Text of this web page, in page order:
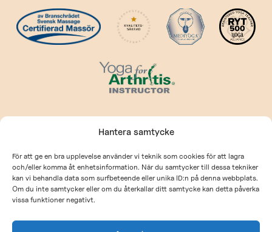
Hantera samtycke
För att ge en bra upplevelse använder vi teknik som cookies för att lagra
och/eller komma åt enhetsinformation. När du samtycker till dessa tekniker
kan vi behandla data som surfbeteende eller unika ID:n på denna webbplats.
Om du inte samtycker eller om du återkallar ditt samtycke kan detta påverka
vissa funktioner negativt.
Kontakt
kontakt@prehabcenter.com
Allmänna villkor